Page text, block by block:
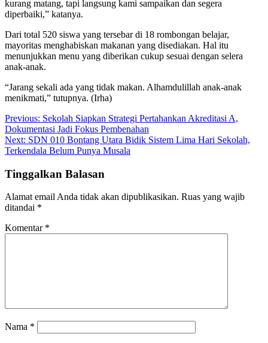
kurang matang, tapi langsung kami sampaikan dan segera
diperbaiki,” katanya.
Dari total 520 siswa yang tersebar di 18 rombongan belajar,
mayoritas menghabiskan makanan yang disediakan. Hal itu
menunjukkan menu yang diberikan cukup sesuai dengan selera
anak-anak.
“Jarang sekali ada yang tidak makan. Alhamdulillah anak-anak
menikmati,” tutupnya. (Irha)
Navigasi
pos
Previous: Sekolah Siapkan Strategi Pertahankan Akreditasi A,
Dokumentasi Jadi Fokus Pembenahan
Next: SDN 010 Bontang Utara Bidik Sistem Lima Hari Sekolah,
Terkendala Belum Punya Musala
Tinggalkan Balasan
Alamat email Anda tidak akan dipublikasikan. Ruas yang wajib
ditandai *
Komentar *
Nama *